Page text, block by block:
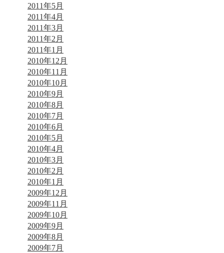
2011年5月
2011年4月
2011年3月
2011年2月
2011年1月
2010年12月
2010年11月
2010年10月
2010年9月
2010年8月
2010年7月
2010年6月
2010年5月
2010年4月
2010年3月
2010年2月
2010年1月
2009年12月
2009年11月
2009年10月
2009年9月
2009年8月
2009年7月